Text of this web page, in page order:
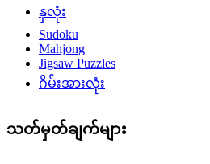
နှလုံး
Sudoku
Mahjong
Jigsaw Puzzles
ဂိမ်းအားလုံး
သတ်မှတ်ချက်များ